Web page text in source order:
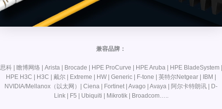
兼容品牌：
思科 | 瞻博网络 | Arista | Brocade | HPE ProCurve | HPE Aruba | HPE BladeSystem |
HPE H3C | H3C | 戴尔 | Extreme | HW | Generic | F-tone | 英特尔Netgear | IBM |
NVIDIA/Mellanox（以太网）| Ciena | Fortinet | Avago | Avaya | 阿尔卡特朗讯 | D-
Link | F5 | Ubiquiti | Mikrotik | Broadcom…..